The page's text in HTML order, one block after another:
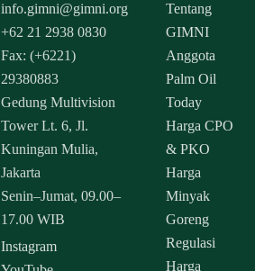
info.gimni@gimni.org
+62 21 2938 0830
Fax: (+6221)
29380883
Gedung Multivision
Tower Lt. 6, Jl.
Kuningan Mulia,
Jakarta
Senin–Jumat, 09.00–
17.00 WIB
Instagram
Tentang
GIMNI
Anggota
Palm Oil
Today
Harga CPO
& PKO
Harga
Minyak
Goreng
Regulasi
Harga